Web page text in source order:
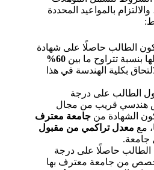
بالمواعيد المحددة
الطالب حاصلًا على شهادة
بنسبة تتراوح ما بين
60%
بكلية الهندسة في هذا
الطالب على درجة
هندسي قريب من مجال
الشهادة من جامعة معترف
مع معدل تراكمي من مقبول
حاصلًا على درجة
من جامعة معترف بها